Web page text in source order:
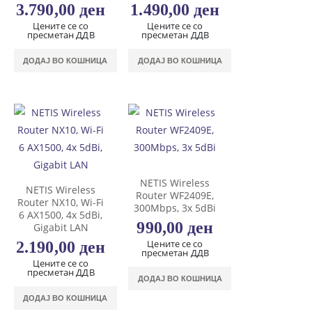
3.790,00 ден
Цените се со
пресметан ДДВ
ДОДАЈ ВО КОШНИЦА
1.490,00ден
Цените се со
пресметан ДДВ
ДОДАЈ ВО КОШНИЦА
NETIS Wireless
Router NX10, Wi-Fi
6 AX1500, 4x 5dBi,
Gigabit LAN
2.190,00 ден
Цените се со
пресметан ДДВ
ДОДАЈ ВО КОШНИЦА
NETIS Wireless
Router WF2409E,
300Mbps, 3x 5dBi
990,00 ден
Цените се со
пресметан ДДВ
ДОДАЈ ВО КОШНИЦА